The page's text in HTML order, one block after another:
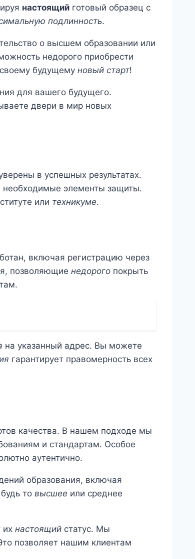
настоящий готовый образец с
подлинность.
о высшем образовании или
недорого приобрести
будущему новый старт!
для вашего будущего.
двери в мир новых
в успешных результатах.
необходимые элементы защиты.
или техникуме.
включая регистрацию через
позволяющие недорого покрыть
на указанный адрес. Вы можете
гарантирует правомерность всех
качества. В нашем подходе мы
и стандартам. Особое
аутентично.
образования, включая
то высшее или среднее
настоящий статус. Мы
позволяет нашим клиентам